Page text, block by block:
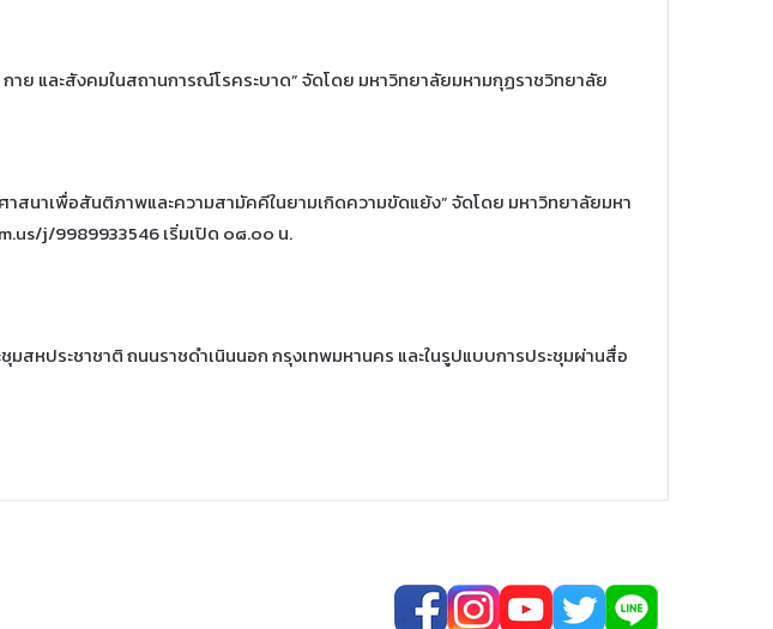
และสังคมในสถานการณ์โรคระบาด” จัดโดย มหาวิทยาลัยมหามกุฏราชวิทยาลัย
าเพื่อสันติภาพและความสามัคคีในยามเกิดความขัดแย้ง” จัดโดย มหาวิทยาลัยมหา
j/9989933546 เริ่มเปิด ๐๘.๐๐ น.
ประชาชาติ ถนนราชดำเนินนอก กรุงเทพมหานคร และในรูปแบบการประชุมผ่านสื่อ